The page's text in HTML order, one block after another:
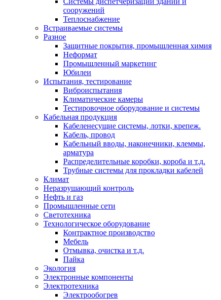
сооружений
Теплоснабжение
Встраиваемые системы
Разное
Защитные покрытия, промышленная химия
Неформат
Промышленный маркетинг
Юбилеи
Испытания, тестирование
Виброиспытания
Климатические камеры
Тестировочное оборудование и системы
Кабельная продукция
Кабеленесущие системы, лотки, крепеж.
Кабель, провод
Кабельный вводы, наконечники, клеммы,
арматура
Распределительные коробки, короба и т.д.
Трубные системы для прокладки кабелей
Климат
Неразрушающий контроль
Нефть и газ
Промышленные сети
Светотехника
Технологическое оборудование
Контрактное производство
Мебель
Отмывка, очистка и т.д.
Пайка
Экология
Электронные компоненты
Электротехника
Электрообогрев